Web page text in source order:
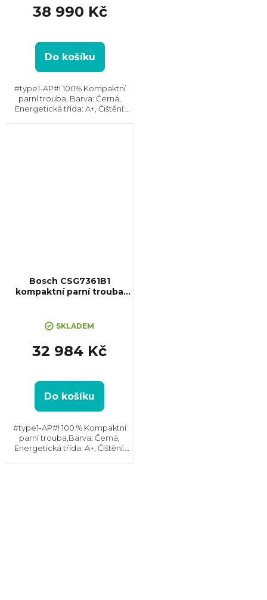
38 990 Kč
Do košíku
#type1-AP#! 100% Kompaktní
parní trouba, Barva: Černá,
Energetická třída: A+, Čištění:
Bosch CSG7361B1
kompaktní parní trouba
SKLADEM
32 984 Kč
Do košíku
#type1-AP#! 100 % Kompaktní
parní trouba,Barva: Černá,
Energetická třída: A+, Čištění: